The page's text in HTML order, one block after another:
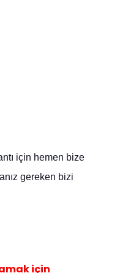
için hemen bize
gereken bizi
için